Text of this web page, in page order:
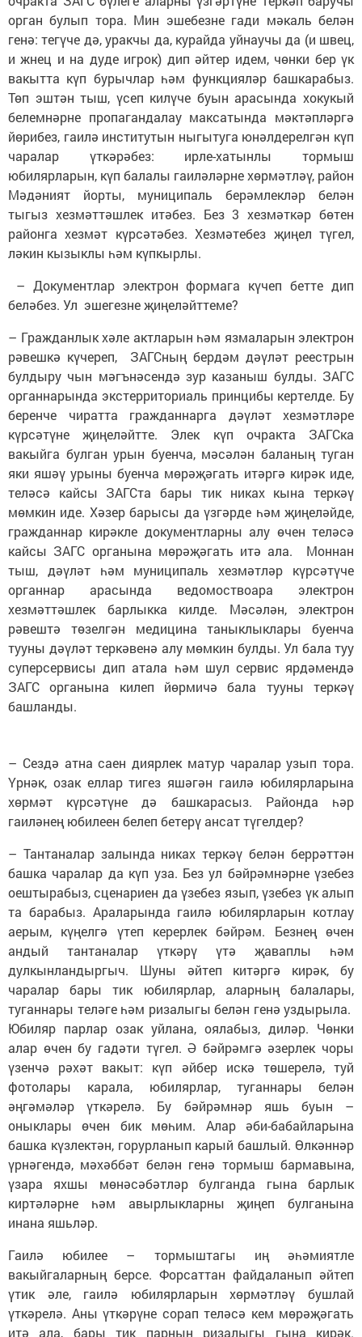
орган булып тора. Мин эшебезне гади мәкаль белән
генә: тегүче дә, уракчы да, курайда уйнаучы да (и швец,
и жнец и на дуде игрок) дип әйтер идем, чөнки бер үк
вакытта күп бурычлар һәм функцияләр башкарабыз.
Төп эштән тыш, үсеп килүче буын арасында хокукый
белемнәрне пропагандалау максатында мәктәпләргә
йөрибез, гаилә институтын ныгытуга юнәлдерелгән күп
чаралар үткәрәбез: ирле-хатынлы тормыш
юбилярларын, күп балалы гаиләләрне хөрмәтләү, район
Мәдәният йорты, муниципаль берәмлекләр белән
тыгыз хезмәттәшлек итәбез. Без 3 хезмәткәр бөтен
районга хезмәт күрсәтәбез. Хезмәтебез җиңел түгел,
ләкин кызыклы һәм күпкырлы.
– Документлар электрон формага күчеп бетте дип
беләбез. Ул эшегезне җиңеләйттеме?
– Гражданлык хәле актларын һәм язмаларын электрон
рәвешкә күчереп, ЗАГСның бердәм дәүләт реестрын
булдыру чын мәгънәсендә зур казаныш булды. ЗАГС
органнарында экстерриториаль принцибы кертелде. Бу
беренче чиратта гражданнарга дәүләт хезмәтләре
күрсәтүне җиңеләйтте. Элек күп очракта ЗАГСка
вакыйга булган урын буенча, мәсәлән баланың туган
яки яшәү урыны буенча мөрәҗәгать итәргә кирәк иде,
теләсә кайсы ЗАГСта бары тик никах кына теркәү
мөмкин иде. Хәзер барысы да үзгәрде һәм җиңеләйде,
гражданнар кирәкле документларны алу өчен теләсә
кайсы ЗАГС органына мөрәҗәгать итә ала. Моннан
тыш, дәүләт һәм муниципаль хезмәтләр күрсәтүче
органнар арасында ведомоствоара электрон
хезмәттәшлек барлыкка килде. Мәсәлән, электрон
рәвештә төзелгән медицина таныклыклары буенча
тууны дәүләт теркәвенә алу мөмкин булды. Ул бала туу
суперсервисы дип атала һәм шул сервис ярдәмендә
ЗАГС органына килеп йөрмичә бала тууны теркәү
башланды.
– Сездә атна саен диярлек матур чаралар узып тора.
Үрнәк, озак еллар тигез яшәгән гаилә юбилярларына
хөрмәт күрсәтүне дә башкарасыз. Районда һәр
гаиләнең юбилеен белеп бетерү ансат түгелдер?
– Тантаналар залында никах теркәү белән беррәттән
башка чаралар да күп уза. Без ул бәйрәмнәрне үзебез
оештырабыз, сценариен да үзебез язып, үзебез үк алып
та барабыз. Араларында гаилә юбилярларын котлау
аерым, күңелгә үтеп керерлек бәйрәм. Безнең өчен
андый тантаналар үткәрү үтә җаваплы һәм
дулкынландыргыч. Шуны әйтеп китәргә кирәк, бу
чаралар бары тик юбилярлар, аларның балалары,
туганнары теләге һәм ризалыгы белән генә уздырыла.
Юбиляр парлар озак уйлана, оялабыз, диләр. Чөнки
алар өчен бу гадәти түгел. Ә бәйрәмгә әзерлек чоры
үзенчә рәхәт вакыт: күп әйбер искә төшерелә, туй
фотолары карала, юбилярлар, туганнары белән
әңгәмәләр үткәрелә. Бу бәйрәмнәр яшь буын –
оныклары өчен бик мөһим. Алар әби-бабайларына
башка күзлектән, горурланып карый башлый. Өлкәннәр
үрнәгендә, мәхәббәт белән генә тормыш бармавына,
үзара яхшы мөнәсәбәтләр булганда гына барлык
киртәләрне һәм авырлыкларны җиңеп булганына
инана яшьләр.
Гаилә юбилее – тормыштагы иң әһәмиятле
вакыйгаларның берсе. Форсаттан файдаланып әйтеп
үтик әле, гаилә юбилярларын хөрмәтләү бушлай
үткәрелә. Аны үткәрүне сорап теләсә кем мөрәҗәгать
итә ала, бары тик парның ризалыгы гына кирәк.